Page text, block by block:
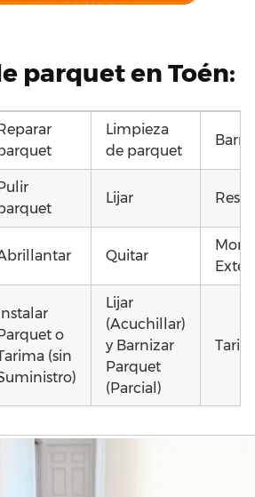
parquet en Toén:
Limpieza
de parquet
Lijar
Quitar
o
(sin
Lijar
(Acuchillar)
y Barnizar
Parquet
(Parcial)
parquet o
Colocar